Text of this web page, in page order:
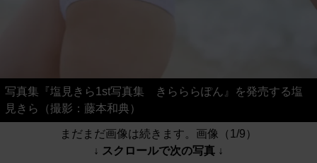
写真集『塩見きら1st写真集 きらららぽん』を発売する塩
見きら（撮影：藤本和典）
まだまだ画像は続きます。画像（1/9）
↓ スクロールで次の写真 ↓